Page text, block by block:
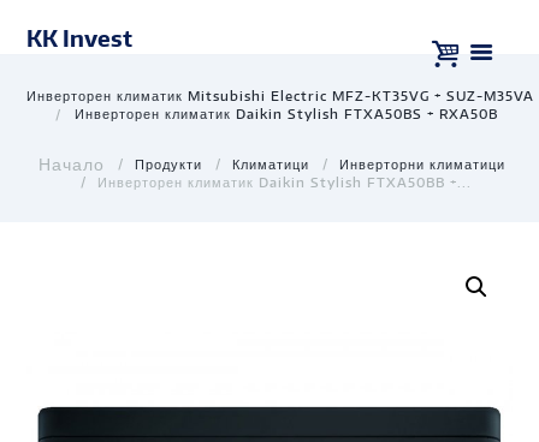
KK Invest
Инверторен климатик Mitsubishi Electric MFZ-KT35VG + SUZ-M35VA
Инверторен климатик Daikin Stylish FTXA50BS + RXA50B
Продукти Климатици
Инверторни климатици
Инверторен климатик Daikin Stylish FTXA50BB +...